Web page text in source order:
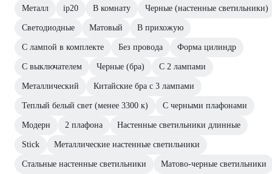
Металл ip20 В комнату Черные (настенные светильники)
Светодиодные Матовый В прихожую
С лампой в комплекте Без провода Форма цилиндр
С выключателем Черные (бра) С 2 лампами
Металлический Китайские бра с 3 лампами
Теплый белый свет (менее 3300 к) С черными плафонами
Модерн 2 плафона Настенные светильники длинные
Stick Металлические настенные светильники
Стальные настенные светильники Матово-черные светильники